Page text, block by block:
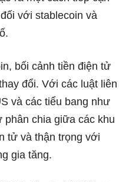
với stablecoin và
bối cảnh tiền điện tử
đổi. Với các luật liên
và các tiểu bang như
chia giữa các khu
tử và thận trọng với
gia tăng.